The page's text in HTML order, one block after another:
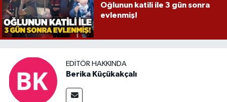
Oğlunun katili ile 3 gün sonra
evlenmiş!
EDITÖR HAKKINDA
Berika Küçükakçalı